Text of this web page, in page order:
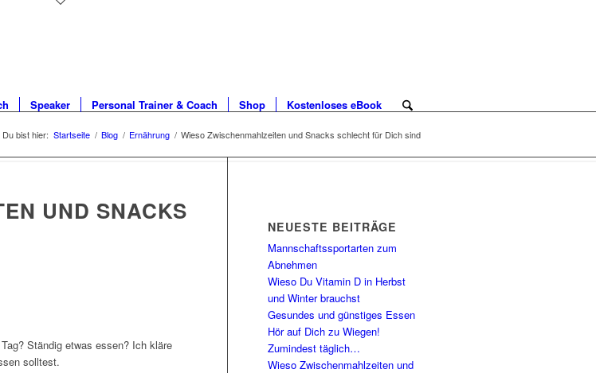
Speaker Personal Trainer & Coach Shop Kostenloses eBook
Du bist hier: Startseite / Blog / Ernährung / Wieso Zwischenmahlzeiten und Snacks schlecht für Dich sind
UND SNACKS
Ständig etwas essen? Ich kläre
solltest.
NEUESTE BEITRÄGE
Mannschaftssportarten zum
Abnehmen
Wieso Du Vitamin D in Herbst
und Winter brauchst
Gesundes und günstiges Essen
Hör auf Dich zu Wiegen!
Zumindest täglich…
Wieso Zwischenmahlzeiten und